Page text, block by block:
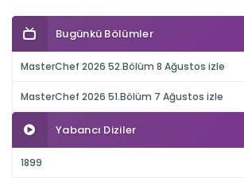
Bugünkü Bölümler
MasterChef 2026 52.Bölüm 8 Ağustos izle
MasterChef 2026 51.Bölüm 7 Ağustos izle
Yabancı Diziler
1899